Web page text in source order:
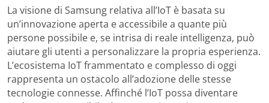
La visione di Samsung relativa all’IoT è basata su
un’innovazione aperta e accessibile a quante più
persone possibile e, se intrisa di reale intelligenza, può
aiutare gli utenti a personalizzare la propria esperienza.
L’ecosistema IoT frammentato e complesso di oggi
rappresenta un ostacolo all’adozione delle stesse
tecnologie connesse. Affinché l’IoT possa diventare